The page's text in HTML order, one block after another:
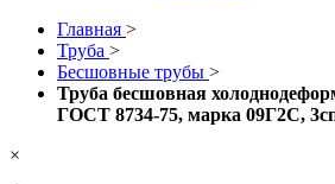
Главная >
Труба >
Бесшовные трубы >
Труба бесшовная
ГОСТ 8734-75, марка 09Г2С,
×